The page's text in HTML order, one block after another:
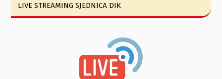
LIVE STREAMING SJEDNICA DIK